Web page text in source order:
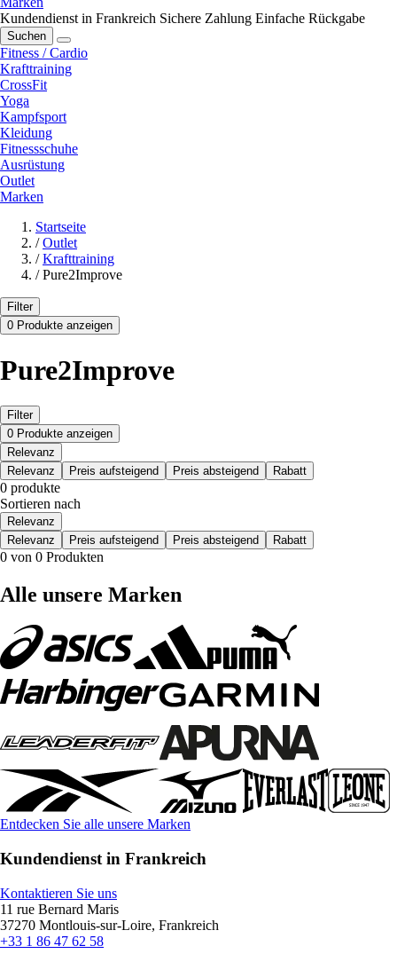
Kundendienst in Frankreich Sichere Zahlung Einfache Rückgabe
Suchen
Fitness / Cardio
Krafttraining
CrossFit
Yoga
Kampfsport
Kleidung
Fitnessschuhe
Ausrüstung
Outlet
Marken
Startseite
/ Outlet
/ Krafttraining
/ Pure2Improve
Filter
0 Produkte anzeigen
Pure2Improve
Filter
0 Produkte anzeigen
Relevanz
Relevanz
Preis aufsteigend Preis absteigend Rabatt
0 produkte
Sortieren nach
Relevanz
Relevanz
Preis aufsteigend Preis absteigend Rabatt
0 von 0 Produkten
Alle unsere Marken
Entdecken Sie alle unsere Marken
Kundendienst in Frankreich
Kontaktieren Sie uns
11 rue Bernard Maris
37270 Montlouis-sur-Loire, Frankreich
+33 1 86 47 62 58